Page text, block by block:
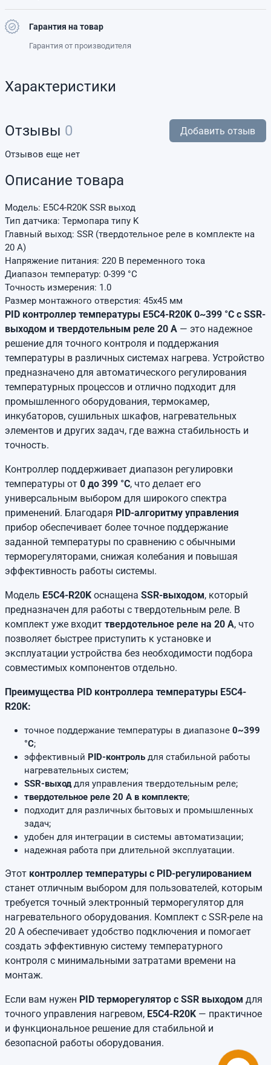
Гарантия на товар
Гарантия от производителя
Характеристики
Отзывы 0 Добавить отзыв
Отзывов еще нет
Описание товара
Модель: E5C4-R20K SSR выход
Тип датчика: Термопара типу K
Главный выход: SSR (твердотельное реле в комплекте на
20 А)
Напряжение питания: 220 В переменного тока
Диапазон температур: 0-399 °C
Точность измерения: 1.0
Размер монтажного отверстия: 45х45 мм
PID контроллер температуры E5C4-R20K 0~399 °С с SSR-
выходом и твердотельным реле 20 А — это надежное
решение для точного контроля и поддержания
температуры в различных системах нагрева. Устройство
предназначено для автоматического регулирования
температурных процессов и отлично подходит для
промышленного оборудования, термокамер,
инкубаторов, сушильных шкафов, нагревательных
элементов и других задач, где важна стабильность и
точность.
Контроллер поддерживает диапазон регулировки
температуры от 0 до 399 °С, что делает его
универсальным выбором для широкого спектра
применений. Благодаря PID-алгоритму управления
прибор обеспечивает более точное поддержание
заданной температуры по сравнению с обычными
терморегуляторами, снижая колебания и повышая
эффективность работы системы.
Модель E5C4-R20K оснащена SSR-выходом, который
предназначен для работы с твердотельным реле. В
комплект уже входит твердотельное реле на 20 А, что
позволяет быстрее приступить к установке и
эксплуатации устройства без необходимости подбора
совместимых компонентов отдельно.
Преимущества PID контроллера температуры E5C4-
R20K:
точное поддержание температуры в диапазоне 0~399
°С;
эффективный PID-контроль для стабильной работы
нагревательных систем;
SSR-выходдля управления твердотельным реле;
твердотельное реле 20 А в комплекте;
подходит для различных бытовых и промышленных
задач;
удобен для интеграции в системы автоматизации;
надежная работа при длительной эксплуатации.
Этот контроллер температуры с PID-регулированием
станет отличным выбором для пользователей, которым
требуется точный электронный терморегулятор для
нагревательного оборудования. Комплект с SSR-реле на
20 А обеспечивает удобство подключения и помогает
создать эффективную систему температурного
контроля с минимальными затратами времени на
монтаж.
Если вам нужен PID терморегулятор с SSR выходом для
точного управления нагревом, E5C4-R20K — практичное
и функциональное решение для стабильной и
безопасной работы оборудования.